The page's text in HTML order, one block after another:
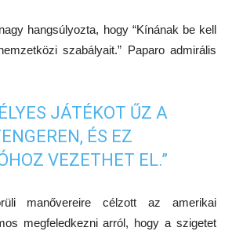
hangsúlyozta, hogy “Kínának be kell
szabályait.” Paparo admirális
JÁTÉKOT ŰZ A
ÉS EZ
VEZETHET EL.”
manővereire célzott az amerikai
megfeledkezni arról, hogy a szigetet